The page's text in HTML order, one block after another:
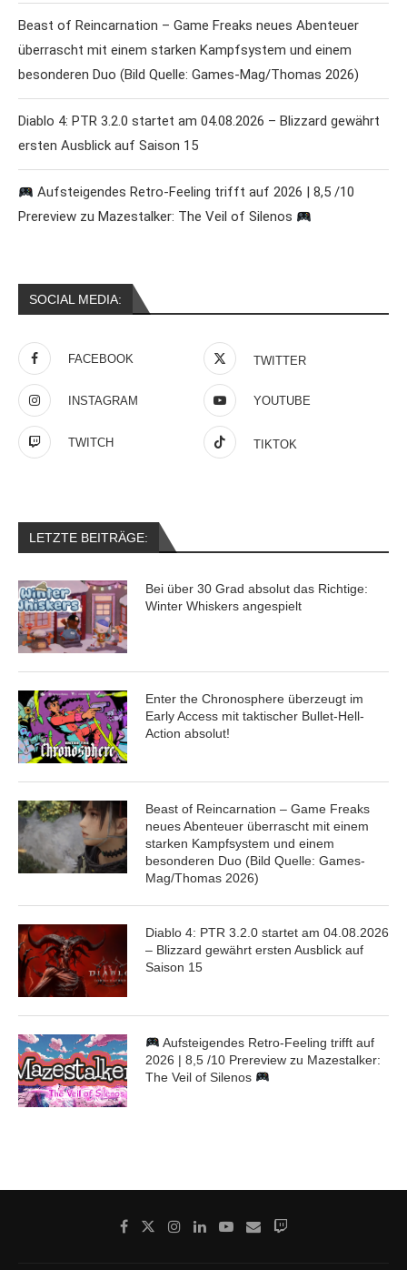
Beast of Reincarnation – Game Freaks neues Abenteuer
überrascht mit einem starken Kampfsystem und einem
besonderen Duo (Bild Quelle: Games-Mag/Thomas 2026)
Diablo 4: PTR 3.2.0 startet am 04.08.2026 – Blizzard gewährt
ersten Ausblick auf Saison 15
Aufsteigendes Retro-Feeling trifft auf 2026 | 8,5 /10
Prereview zu Mazestalker: The Veil of Silenos
SOCIAL MEDIA:
FACEBOOK TWITTER
INSTAGRAM YOUTUBE
TWITCH TIKTOK
LETZTE BEITRÄGE:
Bei über 30 Grad absolut das Richtige:
Winter Whiskers angespielt
Enter the Chronosphere überzeugt im
Early Access mit taktischer Bullet-Hell-
Action absolut!
Beast of Reincarnation – Game Freaks
neues Abenteuer überrascht mit einem
starken Kampfsystem und einem
besonderen Duo (Bild Quelle: Games-
Mag/Thomas 2026)
Diablo 4: PTR 3.2.0 startet am 04.08.2026
– Blizzard gewährt ersten Ausblick auf
Saison 15
Aufsteigendes Retro-Feeling trifft auf
2026 | 8,5 /10 Prereview zu Mazestalker:
The Veil of Silenos